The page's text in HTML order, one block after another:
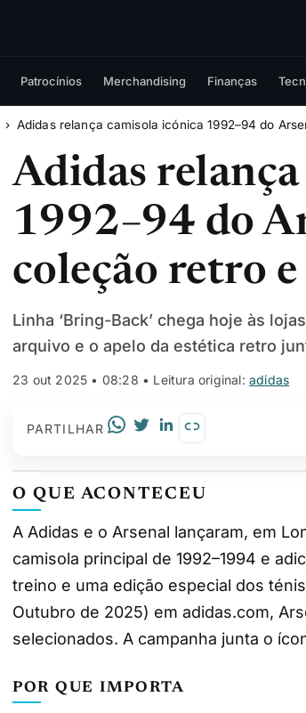
Patrocínios Merchandising Finanças
Adidas relança camisola icónica 1992–94 do
Adidas
1992–94 do
coleção retro
Linha ‘Bring-Back’ chega hoje às
arquivo e o apelo da estética retro
23 out 2025 • 08:28 • Leitura original:adidas
PARTILHAR
O QUE ACONTECEU
A Adidas e o Arsenal lançaram, em Londres, a coleção “Bring-Back” que recria a
camisola principal de 1992–1994 e
treino e uma edição especial dos
Outubro de 2025) em adidas.com,
selecionados. A campanha junta o
POR QUE IMPORTA